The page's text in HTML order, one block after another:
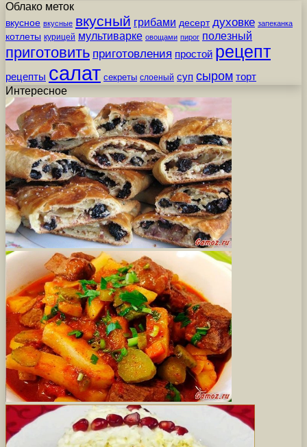
Облако меток
вкусное вкусные вкусный грибами десерт духовке запеканка
котлеты курицей мультиварке овощами пирог полезный
приготовить приготовления простой рецепт
рецепты салат секреты слоеный суп сыром торт
Интересное